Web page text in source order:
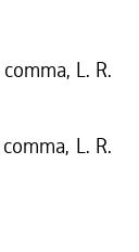
L. R.
L. R.